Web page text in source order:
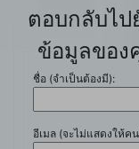
ตอบกลับไป
ข้อมูลของ
ชื่อ (จำเป็นต้องมี):
อีเมล (จะไม่แสดงให้ค